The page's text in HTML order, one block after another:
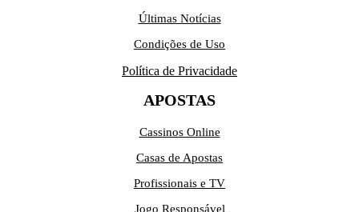
Últimas Notícias
Condições de Uso
Política de Privacidade
APOSTAS
Cassinos Online
Casas de Apostas
Profissionais e TV
Jogo Responsável